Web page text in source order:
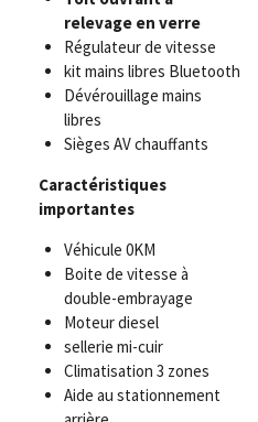
relevage en verre
Régulateur de vitesse
kit mains libres Bluetooth
Dévérouillage mains
libres
Sièges AV chauffants
Caractéristiques
importantes
Véhicule 0KM
Boite de vitesse à
double-embrayage
Moteur diesel
sellerie mi-cuir
Climatisation 3 zones
Aide au stationnement